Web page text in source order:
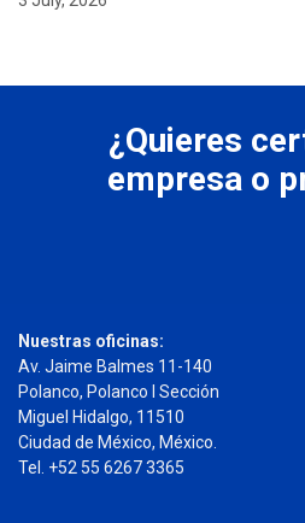
¿Quieres
empresa o
Nuestras oficinas:
Av. Jaime Balmes 11-140
Polanco, Polanco I Sección
Miguel Hidalgo, 11510
Ciudad de México, México.
Tel. +52 55 6267 3365